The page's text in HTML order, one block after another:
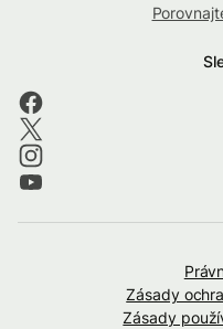
Zásady
Zásady